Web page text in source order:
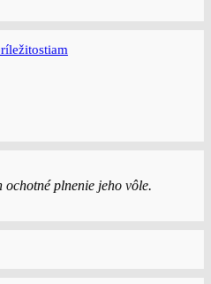
ochotné plnenie jeho vôle.